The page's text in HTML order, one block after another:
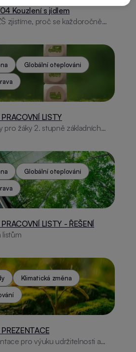
Kouzlení s jídlem
zjistíme, proč se každoročně
plýtvání a vybírat
stopou. Každý krok má
Globální oteplování
LISTY
pro žáky 2. stupně základních
a infografiky pro lepší
pojmů.
Globální oteplování
LISTY - ŘEŠENÍ
listům
Klimatická změna
pro výuku udržitelnosti a